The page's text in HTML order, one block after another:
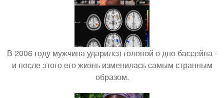
В 2006 году мужчина ударился головой о дно бассейна -
и после этого его жизнь изменилась самым странным
образом.